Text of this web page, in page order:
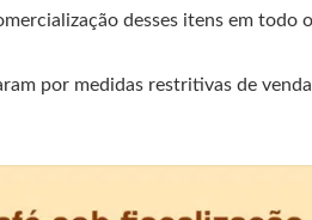
desses itens em todo
por medidas restritivas de